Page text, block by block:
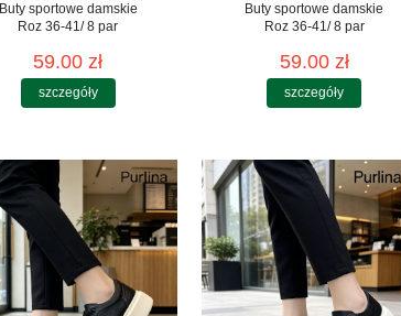
Buty sportowe damskie
Roz 36-41/ 8 par
59.00 zł
szczegóły
Buty sportowe damskie
Roz 36-41/ 8 par
59.00 zł
szczegóły